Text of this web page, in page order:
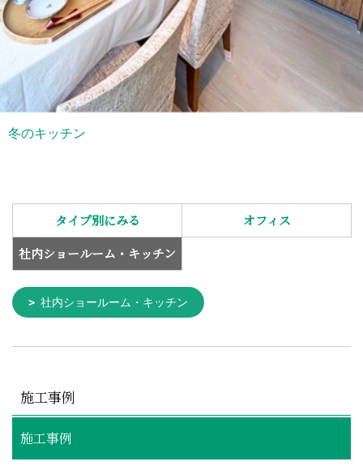
冬のキッチン
タイプ別にみる
オフィス
社内ショールーム・キッチン
社内ショールーム・キッチン
施工事例
施工事例